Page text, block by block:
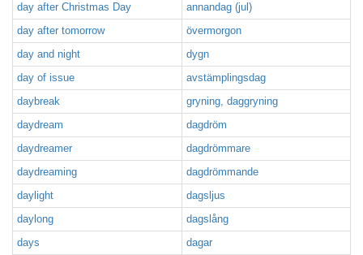
day after Christmas Day
annandag (jul)
day after tomorrow
övermorgon
day and night
dygn
day of issue
avstämplingsdag
daybreak
gryning, daggryning
daydream
dagdröm
daydreamer
dagdrömmare
daydreaming
dagdrömmande
daylight
dagsljus
daylong
dagslång
days
dagar